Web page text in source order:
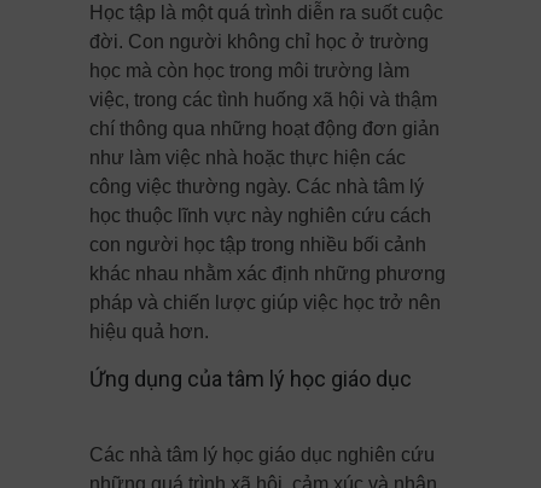
Học tập là một quá trình diễn ra suốt cuộc
đời. Con người không chỉ học ở trường
học mà còn học trong môi trường làm
việc, trong các tình huống xã hội và thậm
chí thông qua những hoạt động đơn giản
như làm việc nhà hoặc thực hiện các
công việc thường ngày. Các nhà tâm lý
học thuộc lĩnh vực này nghiên cứu cách
con người học tập trong nhiều bối cảnh
khác nhau nhằm xác định những phương
pháp và chiến lược giúp việc học trở nên
hiệu quả hơn.
Ứng dụng của tâm lý học giáo dục
Các nhà tâm lý học giáo dục nghiên cứu
những quá trình xã hội, cảm xúc và nhận